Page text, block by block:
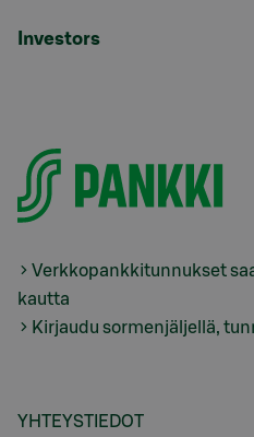
Investors
Verkkopankkitunnukset
kautta
Kirjaudu sormenjäljellä,
YHTEYSTIEDOT